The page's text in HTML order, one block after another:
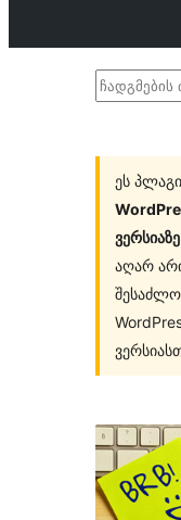
ჩადგმების
ეს
ვერსიაზე
აღარ